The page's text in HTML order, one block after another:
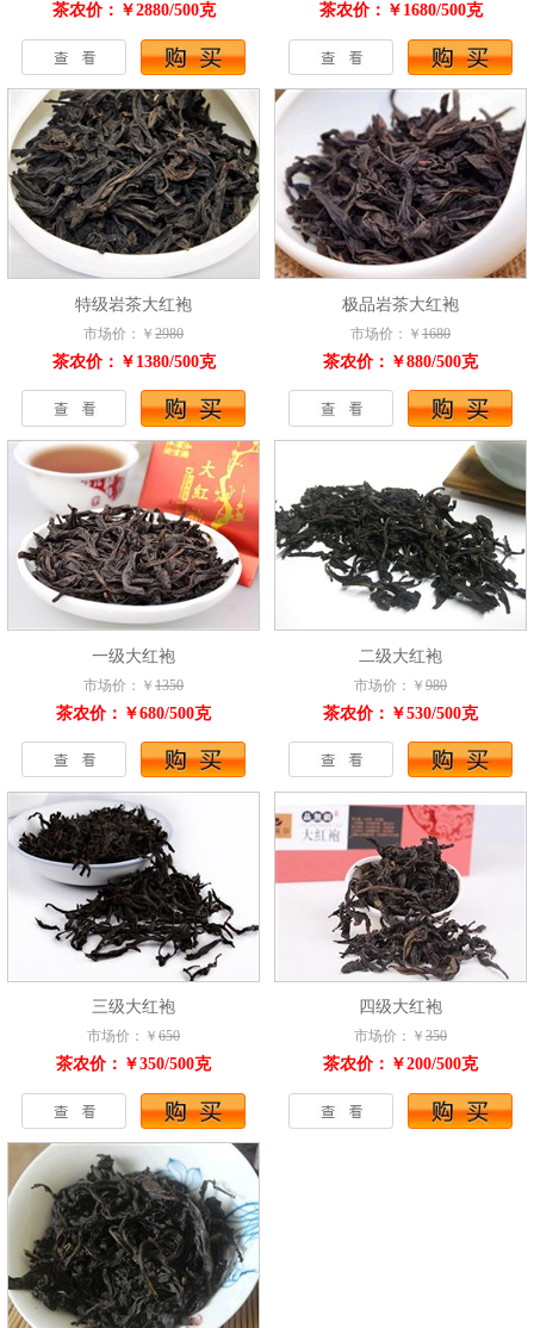
茶农价：￥2880/500克 茶农价：￥1680/500克
特级岩茶大红袍
市场价：￥ 2980
茶农价：￥1380/500克
极品岩茶大红袍
市场价：￥ 1680
茶农价：￥880/500克
一级大红袍
市场价：￥ 1350
茶农价：￥680/500克
二级大红袍
市场价：￥ 980
茶农价：￥530/500克
三级大红袍
市场价：￥ 650
茶农价：￥350/500克
四级大红袍
市场价：￥ 350
茶农价：￥200/500克